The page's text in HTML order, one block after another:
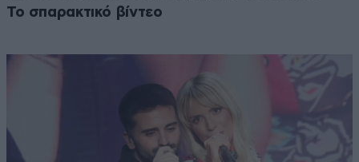
Το σπαρακτικό βίντεο